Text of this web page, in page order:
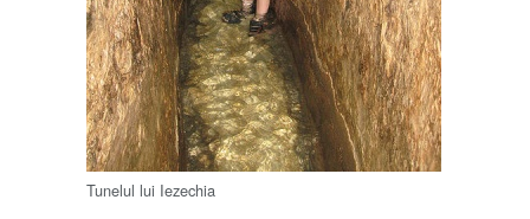
Tunelul lui Iezechia